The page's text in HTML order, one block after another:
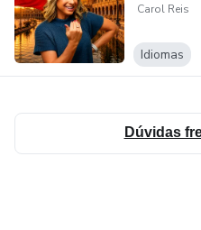
Carol Reis
Idiomas
Dúvidas